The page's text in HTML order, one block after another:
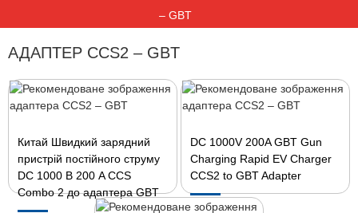
– GBT
АДАПТЕР CCS2 – GBT
Китай Швидкий зарядний
пристрій постійного струму
DC 1000 В 200 A CCS
Combo 2 до адаптера GBT
DC 1000V 200A GBT Gun
Charging Rapid EV Charger
CCS2 to GBT Adapter